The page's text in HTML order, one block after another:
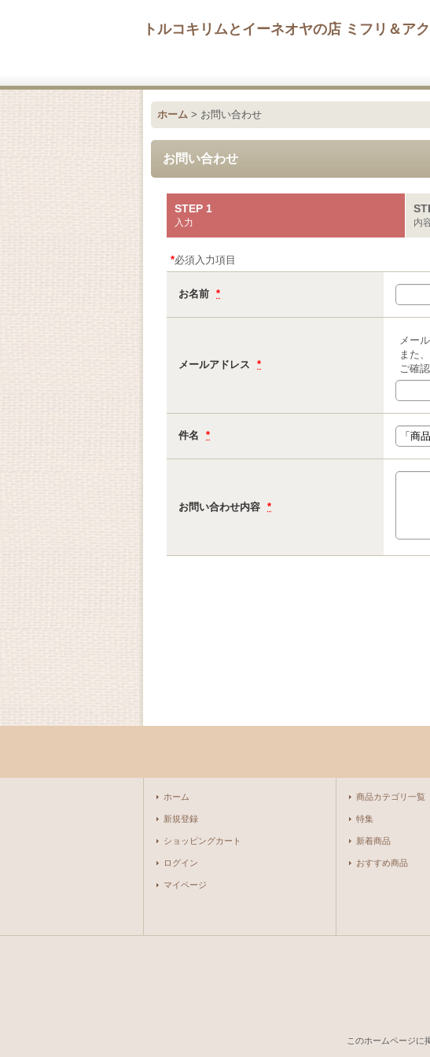
トルコキリムとイーネオヤの店 ミフリ＆ア
ホーム > お問い合わせ
お問い合わせ
STEP 1
入力 内
*必須入力項目
お名前 *
メールアドレス *
メー
また
ご確
件名 *
お問い合わせ内容 *
ホーム
新規登録
ショッピングカート
ログイン
マイページ
商品カテゴリ一覧
特集
新着商品
おすすめ商品
このホームページに